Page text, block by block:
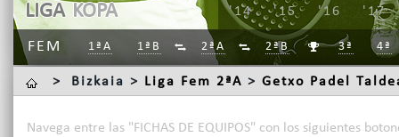
LIGA KOPA '17
'16
'15
'14
FEM 1ªA 1ªB  2ªA  2ªB  3ª 4ª
> Bizkaia > Liga Fem 2ªA > Getxo Padel
Navega entre las "FICHAS DE EQUIPOS" con los siguientes